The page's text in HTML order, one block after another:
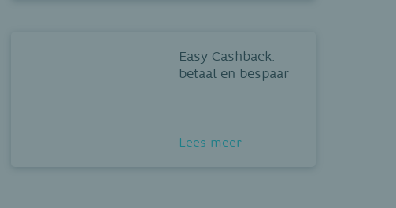
Easy Cashback:
betaal en bespaar
Lees meer